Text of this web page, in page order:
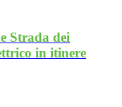
Strada dei
in itinere